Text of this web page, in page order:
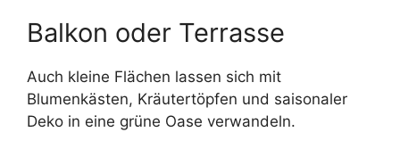
Balkon oder Terrasse
Auch kleine Flächen lassen sich mit
Blumenkästen, Kräutertöpfen und saisonaler
Deko in eine grüne Oase verwandeln.